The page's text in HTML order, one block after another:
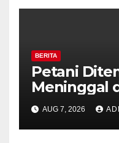
BERITA
Petani
Meninggal
Pastikan
Kekerasan
AUG 7, 2026